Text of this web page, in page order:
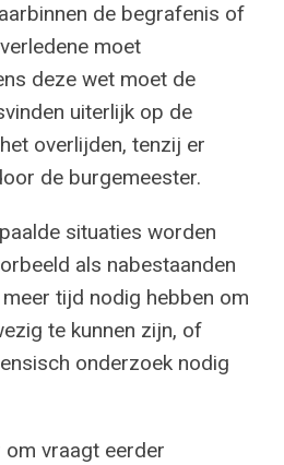
de begrafenis of
moet
deze wet moet de
uiterlijk op de
overlijden, tenzij er
de burgemeester.
situaties worden
als nabestaanden
tijd nodig hebben om
te kunnen zijn, of
onderzoek nodig
vraagt eerder